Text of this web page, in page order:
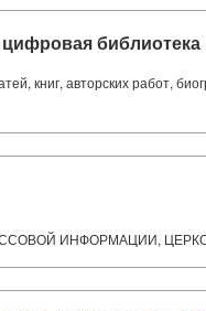
библиотека
книг, авторских работ,
ИНФОРМАЦИИ,